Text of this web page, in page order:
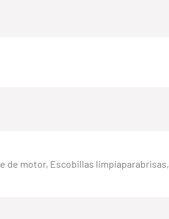
de motor, Escobillas limpiaparabrisas,